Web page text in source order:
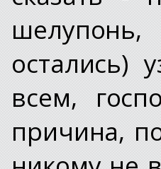
остались)
всем,
причина,